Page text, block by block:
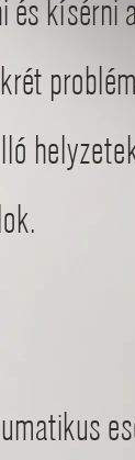
és kísérni